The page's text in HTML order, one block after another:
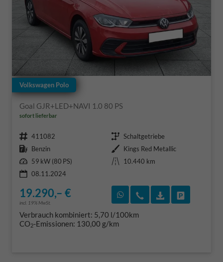
Volkswagen Polo
Goal GJR+LED+NAVI 1.0 80 PS
sofort lieferbar
Fahrzeugnr. 411082 Getriebe Schaltgetriebe
Kraftstoff Benzin Außenfarbe Kings Red Metallic
Leistung 59 kW (80 PS) Kilometerstand
10.440 km
08.11.2024
19.290,– €
incl. 19% MwSt.
Rückruf vereinbaren
Wir rufen Sie an
Verbrauch kombiniert: 5,70 l/100km
CO2-Emissionen: 130,00 g/km